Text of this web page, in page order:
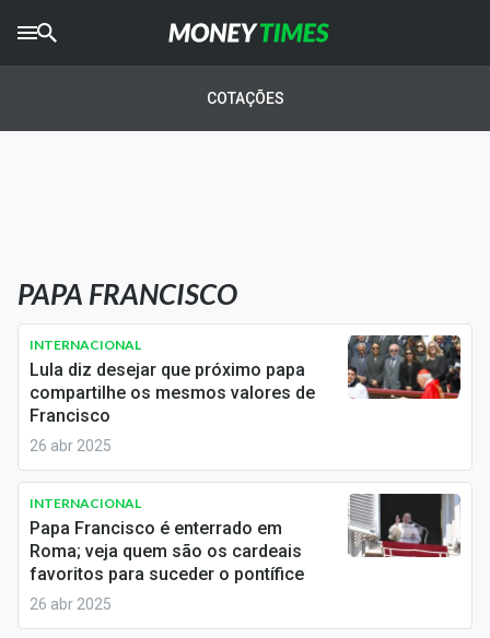
AGROTIMES
Newsletters
Money Trader
Anuncie
Últimas Notícias
Newsletters
Cotações
Comprar ou vender?
COTAÇÕES
PAPA FRANCISCO
INTERNACIONAL
Lula diz desejar que próximo papa
compartilhe os mesmos valores de
Francisco
26 abr 2025
INTERNACIONAL
Papa Francisco é enterrado em
Roma; veja quem são os cardeais
favoritos para suceder o pontífice
26 abr 2025